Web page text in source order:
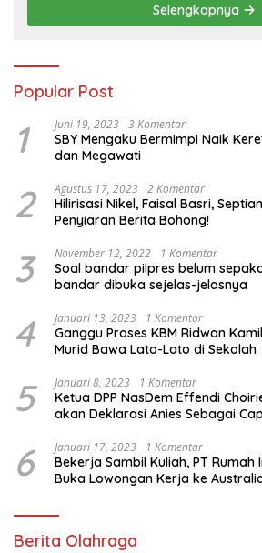
Selengkapnya
Popular Post
1 Juni 19, 2023 3 Komentar
SBY Mengaku Bermimpi Naik
dan Megawati
2 Agustus 17, 2023 2 Komentar
Hilirisasi Nikel, Faisal Basri,
Penyiaran Berita Bohong!
3 November 12, 2022 1 Komentar
Soal bandar pilpres belum
bandar dibuka sejelas-jelasnya
4 Januari 13, 2023 1 Komentar
Ganggu Proses KBM Ridwan
Murid Bawa Lato-Lato di Sekolah
5 Januari 8, 2023 1 Komentar
Ketua DPP NasDem Effendi
akan Deklarasi Anies Sebagai
6 Januari 17, 2023 1 Komentar
Bekerja Sambil Kuliah, PT Rumah
Buka Lowongan Kerja ke
Berita Olahraga